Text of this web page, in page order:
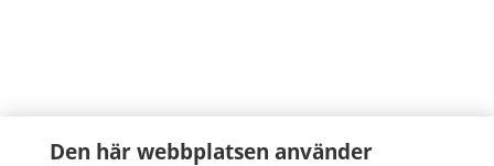
Den här webbplatsen använder